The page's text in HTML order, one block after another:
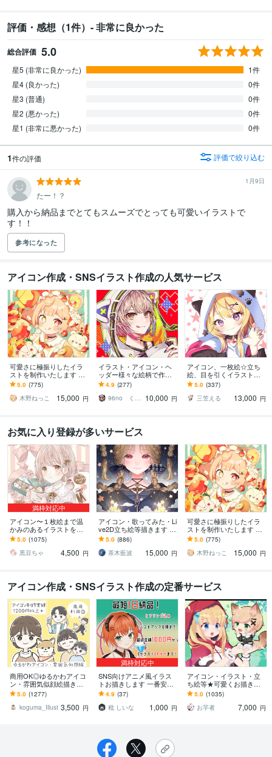
評価・感想（1件）- 非常に良かった
総合評価 5.0
星5 (非常に良かった)
1件
星4 (良かった)
0件
星3 (普通)
0件
星2 (悪かった)
0件
星1 (非常に悪かった)
0件
1件の評価 評価で絞り込む
1月9日
たー！？
購入から納品までとてもスムーズでとっても可愛いイラストで
す！！
参考になった
アイコン作成・SNSイラスト作成の人気サービス
可愛さに極振りしたイラ
ストを制作いたします ★
商用利用＆二次利用込
み！ミニキャラは小物２
点まで無料！★
5.0 (775)
木野ねっこ
15,000 円
イラスト・アイコン・ヘ
ッダー様々な絵柄で作成
します 商用可！似顔絵・
ブログ・インスタ・動画
配信サムネ等用途様々！
4.9 (277)
96no くろの
10,000 円
アイコン、一枚絵☆立ち
絵、目を引くイラスト描
きます イリアム、サム
ネ、live2D、YouTube、歌
ってみたも
5.0 (337)
三笠える
13,000 円
お気に入り登録が多いサービス
満枠対応中
アイコン〜１枚絵まで温
かみのあるイラストを描
きます ★ココナラ自体が
初めての方も、お気軽に
ご相談ください♪★
5.0 (1075)
黒豆ちゃ
4,500 円
アイコン・歌ってみた・Li
ve2D立ち絵等描きます ち
びキャラや配信用イラス
ト等、幅広く制作してい
ます！
5.0 (886)
茶木藍波
15,000 円
可愛さに極振りしたイラ
ストを制作いたします ★
商用利用＆二次利用込
み！ミニキャラは小物２
点まで無料！★
5.0 (775)
木野ねっこ
15,000 円
アイコン作成・SNSイラスト作成の定番サービス
商用OK◎ゆるかわアイコ
ン・雰囲気似顔絵描きま
す SNS・ブログ色々使え
る！ほんわか/優しい/シン
プルイラスト
5.0 (1277)
koguma_Illust 3,500 円
満枠対応中
SNS向けアニメ風イラス
トお描きします 一番安い
プランは最低サービス価
格での販売！最短3日納品
可！
4.9 (37)
秕 しいな
1,000 円
アイコン・イラスト・立
ち絵等★可愛くお描きし
ます ココナラ累計1000件
超えで安心取引★ミニキ
ャラ通常頭身など
5.0 (1035)
お芋者
7,000 円